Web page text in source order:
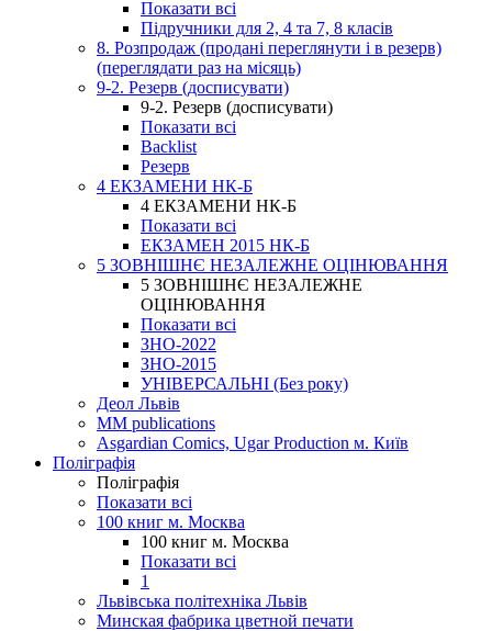
Показати всі
Підручники для 2, 4 та 7, 8 класів
8. Розпродаж (продані переглянути і в резерв)
(переглядати раз на місяць)
9-2. Резерв (досписувати)
9-2. Резерв (досписувати)
Показати всі
Backlist
Резерв
4 ЕКЗАМЕНИ НК-Б
4 ЕКЗАМЕНИ НК-Б
Показати всі
ЕКЗАМЕН 2015 НК-Б
5 ЗОВНІШНЄ НЕЗАЛЕЖНЕ ОЦІНЮВАННЯ
5 ЗОВНІШНЄ НЕЗАЛЕЖНЕ
ОЦІНЮВАННЯ
Показати всі
ЗНО-2022
ЗНО-2015
УНІВЕРСАЛЬНІ (Без року)
Деол Львів
MM publications
Asgardian Comics, Ugar Production м. Київ
Поліграфія
Поліграфія
Показати всі
100 книг м. Москва
100 книг м. Москва
Показати всі
1
Львівська політехніка Львів
Минская фабрика цветной печати